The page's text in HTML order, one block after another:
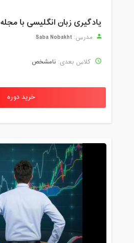
یادگیری زبان انگلیسی با مجله
مدرس: Saba Nobakht
کلاس بعدی: نامشخص
خرید دوره